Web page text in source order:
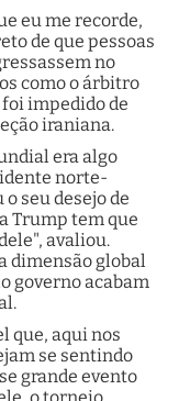
eu me recorde,
de que pessoas
no
como o árbitro
impedido de
iraniana.
era algo
norte-
seu desejo de
Trump tem que
avaliou.
dimensão global
governo acabam
que, aqui nos
se sentindo
grande evento